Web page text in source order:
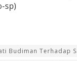
sp)
Budiman Terhadap